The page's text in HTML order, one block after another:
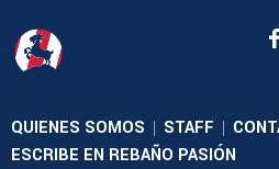
QUIENES SOMOS | STAFF |
ESCRIBE EN REBAÑO PASIÓN